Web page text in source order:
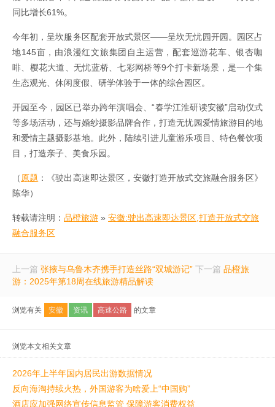
同比增长61%。
今年初，呈坎服务区配套开放式景区——呈坎无忧园开园。园区占
地145亩，由浪漫红文旅集团自主运营，配套巡游花车、银杏咖
啡、樱花大道、无忧蓝桥、七彩网桥等9个打卡新场景，是一个集
生态观光、休闲度假、研学体验于一体的综合园区。
开园至今，园区已举办跨年演唱会、“春学江淮研读安徽”启动仪式
等多场活动，还与婚纱摄影品牌合作，打造无忧园爱情旅游目的地
和爱情主题摄影基地。此外，陆续引进儿童游乐项目、特色餐饮项
目，打造亲子、美食乐园。
（原题 ：《驶出高速即达景区，安徽打造开放式交旅融合服务区》
陈华）
转载请注明： 品橙旅游 » 安徽:驶出高速即达景区,打造开放式交旅
融合服务区
上一篇 张掖与乌鲁木齐携手打造丝路“双城游记” 下一篇 品橙旅
游：2025年第18周在线旅游精品解读
浏览有关 安徽 资讯 高速公路 的文章
浏览本文相关文章
2026年上半年国内居民出游数据情况
反向海淘持续火热，外国游客为啥爱上“中国购”
酒店应加强网络宣传信息监管 保障游客消费权益